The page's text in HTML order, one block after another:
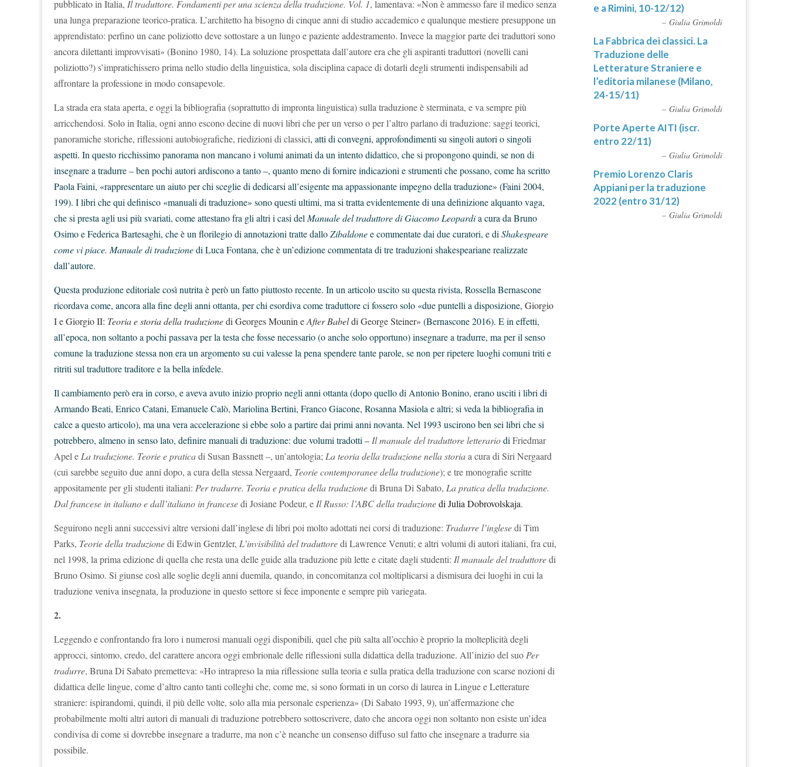
pubblicato in Italia, Il traduttore. Fondamenti per una scienza della traduzione. Vol. 1, lamentava: «Non è ammesso fare il medico senza
una lunga preparazione teorico-pratica. L’architetto ha bisogno di cinque anni di studio accademico e qualunque mestiere presuppone un
apprendistato: perfino un cane poliziotto deve sottostare a un lungo e paziente addestramento. Invece la maggior parte dei traduttori sono
ancora dilettanti improvvisati» (Bonino 1980, 14). La soluzione prospettata dall’autore era che gli aspiranti traduttori (novelli cani
poliziotto?) s’impratichissero prima nello studio della linguistica, sola disciplina capace di dotarli degli strumenti indispensabili ad
affrontare la professione in modo consapevole.
La strada era stata aperta, e oggi la bibliografia (soprattutto di impronta linguistica) sulla traduzione è sterminata, e va sempre più
arricchendosi. Solo in Italia, ogni anno escono decine di nuovi libri che per un verso o per l’altro parlano di traduzione: saggi teorici,
panoramiche storiche, riflessioni autobiografiche, riedizioni di classici, atti di convegni, approfondimenti su singoli autori o singoli
aspetti. In questo ricchissimo panorama non mancano i volumi animati da un intento didattico, che si propongono quindi, se non di
insegnare a tradurre – ben pochi autori ardiscono a tanto –, quanto meno di fornire indicazioni e strumenti che possano, come ha scritto
Paola Faini, «rappresentare un aiuto per chi sceglie di dedicarsi all’esigente ma appassionante impegno della traduzione» (Faini 2004,
199). I libri che qui definisco «manuali di traduzione» sono questi ultimi, ma si tratta evidentemente di una definizione alquanto vaga,
che si presta agli usi più svariati, come attestano fra gli altri i casi del Manuale del traduttore di Giacomo Leopardia cura da Bruno
Osimo e Federica Bartesaghi, che è un florilegio di annotazioni tratte dalloZibaldonee commentate dai due curatori, e di Shakespeare
come vi piace. Manuale di traduzionedi Luca Fontana, che è un’edizione commentata di tre traduzioni shakespeariane realizzate
dall’autore.
Questa produzione editoriale così nutrita è però un fatto piuttosto recente. In un articolo uscito su questa rivista, Rossella Bernascone
ricordava come, ancora alla fine degli anni ottanta, per chi esordiva come traduttore ci fossero solo «due puntelli a disposizione, Giorgio
I e Giorgio II: Teoria e storia della traduzionedi Georges Mounin eAfter Babeldi George Steiner» (Bernascone 2016). E in effetti,
all’epoca, non soltanto a pochi passava per la testa che fosse necessario (o anche solo opportuno) insegnare a tradurre, ma per il senso
comune la traduzione stessa non era un argomento su cui valesse la pena spendere tante parole, se non per ripetere luoghi comuni triti e
ritriti sul traduttore traditore e la bella infedele.
Il cambiamento però era in corso, e aveva avuto inizio proprio negli anni ottanta (dopo quello di Antonio Bonino, erano usciti i libri di
Armando Beati, Enrico Catani, Emanuele Calò, Mariolina Bertini, Franco Giacone, Rosanna Masiola e altri; si veda la bibliografia in
calce a questo articolo), ma una vera accelerazione si ebbe solo a partire dai primi anni novanta. Nel 1993 uscirono ben sei libri che si
potrebbero, almeno in senso lato, definire manuali di traduzione: due volumi tradotti – Il manuale del traduttore letterariodi Friedmar
Apel e La traduzione. Teorie e praticadi Susan Bassnett –, un’antologia; La teoria della traduzione nella storiaa cura di Siri Nergaard
(cui sarebbe seguito due anni dopo, a cura della stessa Nergaard, Teorie contemporanee della traduzione); e tre monografie scritte
appositamente per gli studenti italiani: Per tradurre. Teoria e pratica della traduzionedi Bruna Di Sabato, La pratica della traduzione.
Dal francese in italiano e dall’italiano in francesedi Josiane Podeur, e Il Russo: l’ABC della traduzionedi Julia Dobrovolskaja.
Seguirono negli anni successivi altre versioni dall’inglese di libri poi molto adottati nei corsi di traduzione: Tradurre l’inglesedi Tim
Parks, Teorie della traduzionedi Edwin Gentzler, L’invisibilità del traduttoredi Lawrence Venuti; e altri volumi di autori italiani, fra cui,
nel 1998, la prima edizione di quella che resta una delle guide alla traduzione più lette e citate dagli studenti: Il manuale del traduttoredi
Bruno Osimo. Si giunse così alle soglie degli anni duemila, quando, in concomitanza col moltiplicarsi a dismisura dei luoghi in cui la
traduzione veniva insegnata, la produzione in questo settore si fece imponente e sempre più variegata.
2.
Leggendo e confrontando fra loro i numerosi manuali oggi disponibili, quel che più salta all’occhio è proprio la molteplicità degli
approcci, sintomo, credo, del carattere ancora oggi embrionale delle riflessioni sulla didattica della traduzione. All’inizio del suo Per
tradurre, Bruna Di Sabato premetteva: «Ho intrapreso la mia riflessione sulla teoria e sulla pratica della traduzione con scarse nozioni di
didattica delle lingue, come d’altro canto tanti colleghi che, come me, si sono formati in un corso di laurea in Lingue e Letterature
straniere: ispirandomi, quindi, il più delle volte, solo alla mia personale esperienza» (Di Sabato 1993, 9), un’affermazione che
probabilmente molti altri autori di manuali di traduzione potrebbero sottoscrivere, dato che ancora oggi non soltanto non esiste un’idea
condivisa di come si dovrebbe insegnare a tradurre, ma non c’è neanche un consenso diffuso sul fatto che insegnare a tradurre sia
possibile.
e a Rimini, 10-12/12)
Giulia Grimoldi
La Fabbrica dei classici. La
Traduzione delle
Letterature Straniere e
l’editoria milanese (Milano,
24-15/11)
Giulia Grimoldi
Porte Aperte AITI (iscr.
entro 22/11)
Giulia Grimoldi
Premio Lorenzo Claris
Appiani per la traduzione
2022 (entro 31/12)
Giulia Grimoldi